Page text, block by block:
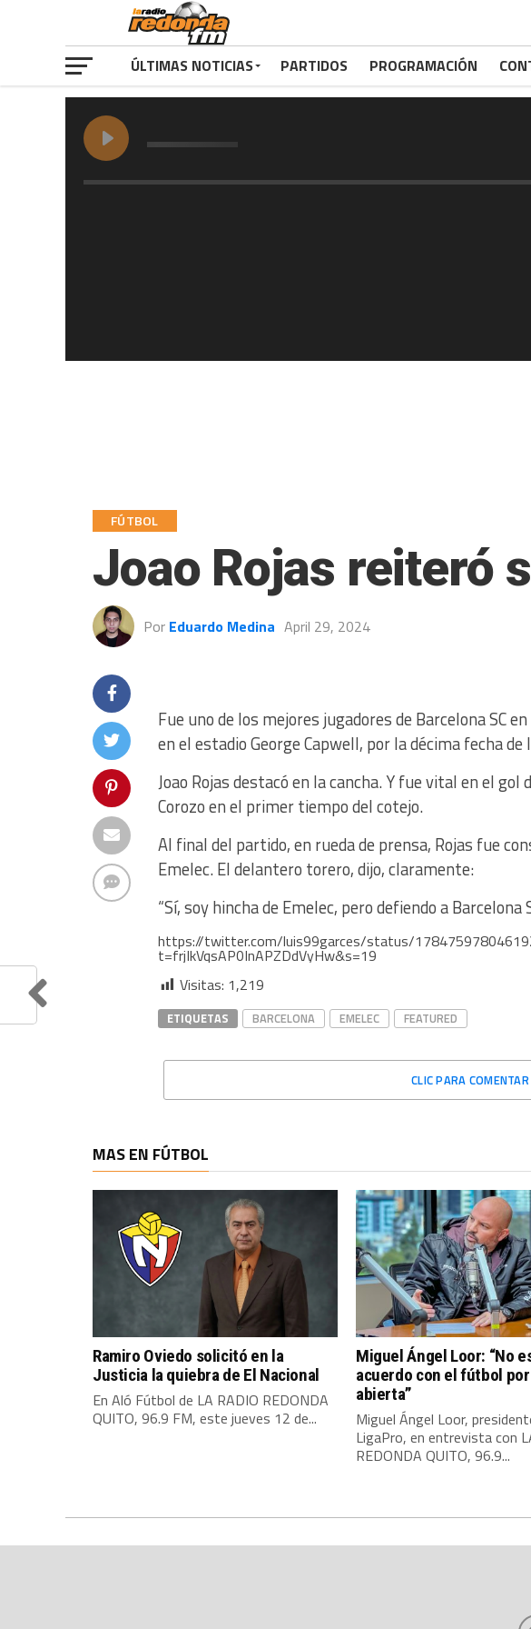
ÚLTIMAS NOTICIAS PARTIDOS PROGRAMACIÓN
FÚTBOL
Joao Rojas reiteró
Por Eduardo Medina April 29, 2024
Fue uno de los mejores jugadores de Barcelona SC
en el estadio George Capwell, por la décima fecha de
Joao Rojas destacó en la cancha. Y fue vital en el
Corozo en el primer tiempo del cotejo.
Al final del partido, en rueda de prensa, Rojas fue
Emelec. El delantero torero, dijo, claramente:
“Sí, soy hincha de Emelec, pero defiendo a Barcelona
https://twitter.com/luis99garces/status/
t=frjIkVqsAP0InAPZDdVyHw&s=19
Visitas: 1,219
ETIQUETAS BARCELONA EMELEC FEATURED
CLIC PARA COMENTAR
MAS EN FÚTBOL
Ramiro Oviedo solicitó en la
Justicia la quiebra de El Nacional
En Aló Fútbol de LA RADIO REDONDA
QUITO, 96.9 FM, este jueves 12 de...
Miguel Ángel Loor: “No
acuerdo con el fútbol
abierta”
Miguel Ángel Loor,
LigaPro, en entrevista con
REDONDA QUITO, 96.9...